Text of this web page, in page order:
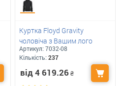
Куртка Floyd Gravity
чоловіча з Вашим лого
Артикул:7032-08
Кількість:237
від 4 619.26₴